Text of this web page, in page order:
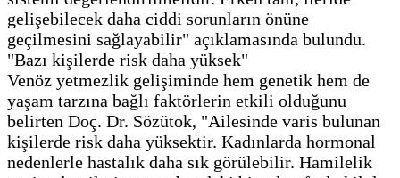
gelişebilecek daha ciddi sorunların önüne
geçilmesini sağlayabilir" açıklamasında bulundu.
"Bazı kişilerde risk daha yüksek"
Venöz yetmezlik gelişiminde hem genetik hem de
yaşam tarzına bağlı faktörlerin etkili olduğunu
belirten Doç. Dr. Sözütok, "Ailesinde varis bulunan
kişilerde risk daha yüksektir. Kadınlarda hormonal
nedenlerle hastalık daha sık görülebilir. Hamilelik